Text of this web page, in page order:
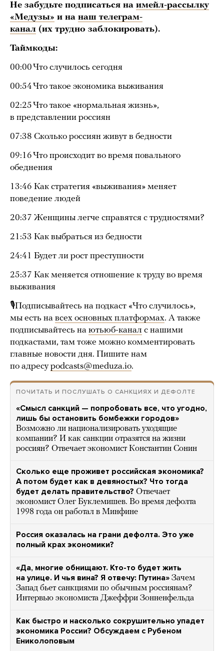
Не забудьте подписаться на имейл-рассылку
«Медузы» и на наш телеграм-
канал (их трудно заблокировать).
Таймкоды:
00:00 Что случилось сегодня
00:54 Что такое экономика выживания
02:25 Что такое «нормальная жизнь»,
в представлении россиян
07:38 Сколько россиян живут в бедности
09:16 Что происходит во время повального
обеднения
13:46 Как стратегия «выживания» меняет
поведение людей
20:37 Женщины легче справятся с трудностями?
21:53 Как выбраться из бедности
24:41 Будет ли рост преступности
25:37 Как меняется отношение к труду во время
выживания
🎙Подписывайтесь на подкаст «Что случилось»,
мы есть на всех основных платформах. А также
подписывайтесь на ютьюб-канал с нашими
подкастами, там тоже можно комментировать
главные новости дня. Пишите нам
по адресуpodcasts@meduza.io.
ПОЧИТАТЬ И ПОСЛУШАТЬ О САНКЦИЯХ И ДЕФОЛТЕ
«Смысл санкций — попробовать все, что угодно,
лишь бы остановить бомбежки городов»
Возможно ли национализировать уходящие
компании? И как санкции отразятся на жизни
россиян? Отвечает экономист Константин Сонин
Сколько еще проживет российская экономика?
А потом будет как в девяностых? Что тогда
будет делать правительство? Отвечает
экономист Олег Буклемишев. Во время дефолта
1998 года он работал в Минфине
Россия оказалась на грани дефолта. Это уже
полный крах экономики?
«Да, многие обнищают. Кто-то будет жить
на улице. И чья вина? Я отвечу: Путина» Зачем
Запад бьет санкциями по обычным россиянам?
Интервью экономиста Джеффри Зонненфельда
Как быстро и насколько сокрушительно упадет
экономика России? Обсуждаем с Рубеном
Ениколоповым